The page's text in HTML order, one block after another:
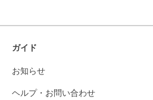
ガイド
お知らせ
ヘルプ・お問い合わせ